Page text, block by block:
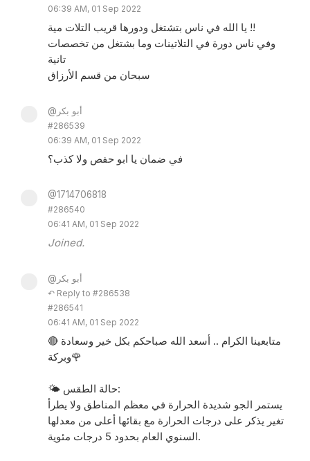
06:39 AM, 01 Sep 2022
يا الله في ناس بتشتغل ودورها قريب التلات مية !!
وفي ناس دورة في التلاتينات وما بشتغل من تخصصات
تانية
سبحان من قسم الأرزاق
@أبو بكر
#286539
06:39 AM, 01 Sep 2022
في ضمان يا ابو حفص ولا كذب؟
@1714706818
#286540
06:41 AM, 01 Sep 2022
Joined.
@أبو بكر
↶ Reply to #286538
#286541
06:41 AM, 01 Sep 2022
🔴 متابعينا الكرام .. أسعد الله صباحكم بكل خير وسعادة
وبركة🌹
🌤 حالة الطقس:
يستمر الجو شديدة الحرارة في معظم المناطق ولا يطرأ
تغير يذكر على درجات الحرارة مع بقائها أعلى من معدلها
السنوي العام بحدود 5 درجات مئوية.